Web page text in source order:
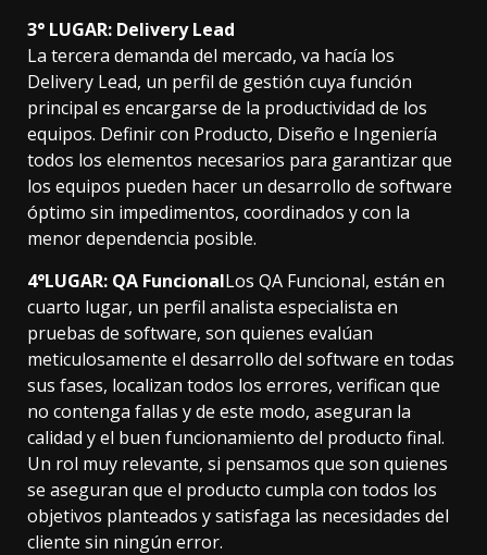
3° LUGAR: Delivery Lead
La tercera demanda del mercado, va hacía los
Delivery Lead, un perfil de gestión cuya función
principal es encargarse de la productividad de los
equipos. Definir con Producto, Diseño e Ingeniería
todos los elementos necesarios para garantizar que
los equipos pueden hacer un desarrollo de software
óptimo sin impedimentos, coordinados y con la
menor dependencia posible.
4°LUGAR: QA FuncionalLos QA Funcional, están en
cuarto lugar, un perfil analista especialista en
pruebas de software, son quienes evalúan
meticulosamente el desarrollo del software en todas
sus fases, localizan todos los errores, verifican que
no contenga fallas y de este modo, aseguran la
calidad y el buen funcionamiento del producto final.
Un rol muy relevante, si pensamos que son quienes
se aseguran que el producto cumpla con todos los
objetivos planteados y satisfaga las necesidades del
cliente sin ningún error.